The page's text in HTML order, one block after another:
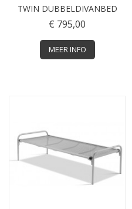
TWIN DUBBELDIVANBED
€ 795,00
MEER INFO